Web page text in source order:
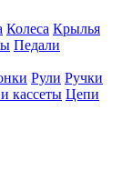
Колеса Крылья
Педали
Рули Ручки
кассеты Цепи